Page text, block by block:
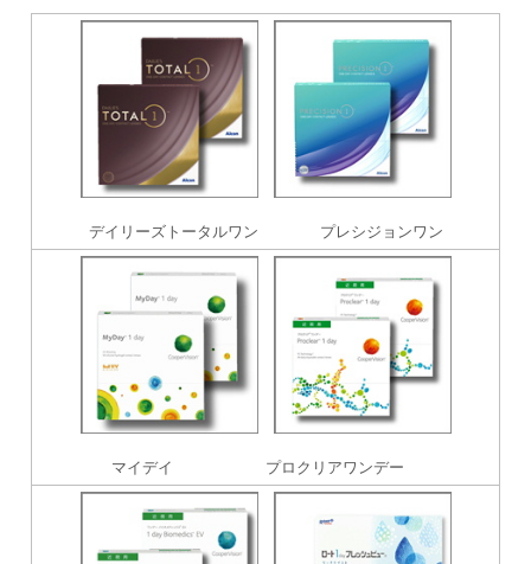
デイリーズトータルワン プレシジョンワン
マイデイ プロクリアワンデー